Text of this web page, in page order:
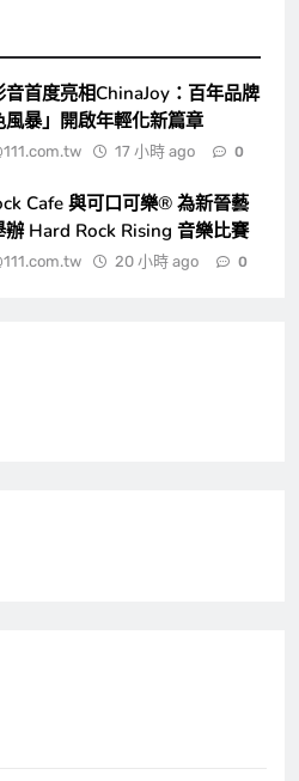
音首度亮相ChinaJoy：百年品牌
風暴」開啟年輕化新篇章
17 小時 ago 0
Cafe 與可口可樂® 為新晉藝
辦 Hard Rock Rising 音樂比賽
20 小時 ago 0